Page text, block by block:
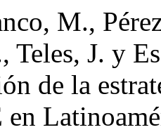
M.,
Teles, J. y
de la
en